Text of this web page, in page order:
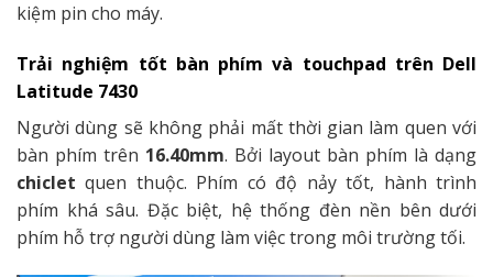
kiệm pin cho máy.
Trải nghiệm tốt bàn phím và touchpad trên Dell
Latitude 7430
Người dùng sẽ không phải mất thời gian làm quen với
bàn phím trên 16.40mm. Bởi layout bàn phím là dạng
chiclet quen thuộc. Phím có độ nảy tốt, hành trình
phím khá sâu. Đặc biệt, hệ thống đèn nền bên dưới
phím hỗ trợ người dùng làm việc trong môi trường tối.